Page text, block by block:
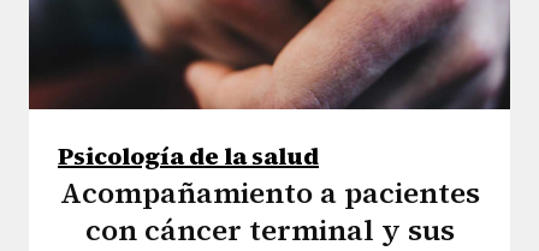
Psicología de la salud
Acompañamiento a pacientes
con cáncer terminal y sus